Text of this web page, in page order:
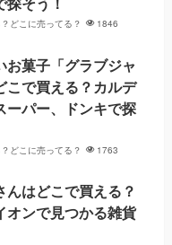
どこに売ってる？ 1846
お菓子「グラブジャ
こで買える？カルデ
ーパー、ドンキで探
どこに売ってる？ 1763
んはどこで買える？
オンで見つかる雑貨